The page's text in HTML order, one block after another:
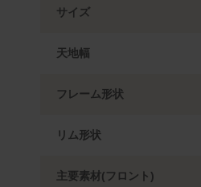
サイズ
天地幅
フレーム形状
リム形状
主要素材(フロント)